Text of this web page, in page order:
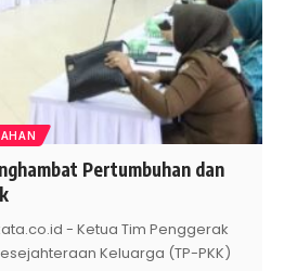
Pertumbuhan dan
- Ketua Tim Penggerak
Keluarga (TP-PKK)